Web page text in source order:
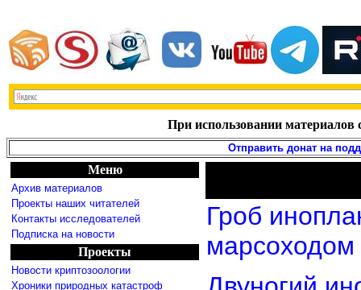
При использовании материалов
Отправить донат на
Меню
Архив материалов
Проекты наших читателей
Контакты исследователей
Подписка на новости
Проекты
Новости криптозоологии
Хроники природных катастроф
Гроб
марсоходом